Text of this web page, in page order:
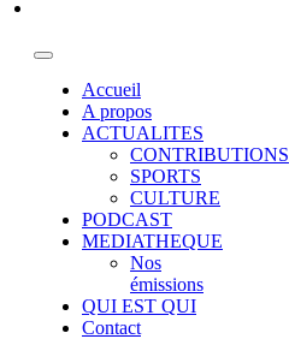
Accueil
A propos
ACTUALITES
CONTRIBUTIONS
SPORTS
CULTURE
PODCAST
MEDIATHEQUE
Nos
émissions
QUI EST QUI
Contact